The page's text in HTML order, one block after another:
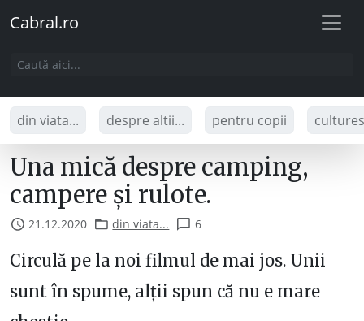
Cabral.ro
din viata... despre altii... pentru copii
Una mică despre camping,
campere și rulote.
21.12.2020 din viata... 6
Circulă pe la noi filmul de mai jos. Unii
sunt în spume, alții spun că nu e mare